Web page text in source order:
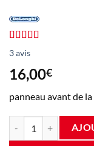
Note de
4,00sur 5
basée sur
3
avis
3avis
16,00€
panneau avant de
Panneau avant de